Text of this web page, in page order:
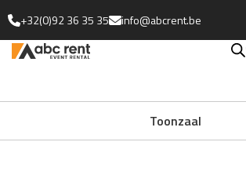
+32(0)92 36 35 35 info@abcrent.be
Toonzaal
Uitgebreide collectie